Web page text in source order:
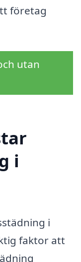
företag
utan
i
i
faktor att